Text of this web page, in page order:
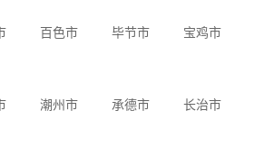
百色市 毕节市 宝鸡市
潮州市 承德市 长治市